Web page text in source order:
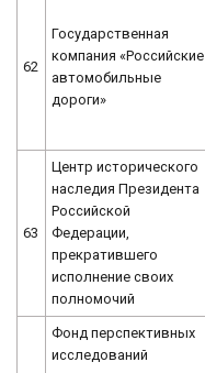
62
Государственная
компания «Российские
автомобильные
дороги»
63
Центр исторического
наследия Президента
Российской
Федерации,
прекратившего
исполнение своих
полномочий
Фонд перспективных
исследований